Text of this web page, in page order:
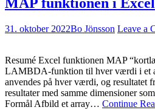
MAP funktionen i Excel
31. oktober 2022Bo Jönsson Leave a
Resumé Excel funktionen MAP
LAMBDA-funktion til hver værdi i et
anvendes på hver værdi, og resultatet
resultater med samme dimensioner
Formål Afbild et array… Continue